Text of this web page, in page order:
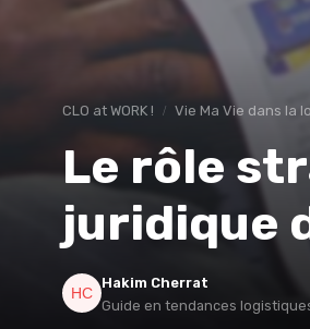
CLO at WORK ! Vie Ma Vie dans la
Le rôle
juridique
Hakim Cherrat
Guide en tendances